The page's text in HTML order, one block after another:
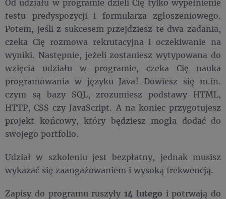
Od udziału w programie dzieli Cię tylko wypełnienie
testu predyspozycji i formularza zgłoszeniowego.
Potem, jeśli z sukcesem przejdziesz te dwa zadania,
czeka Cię rozmowa rekrutacyjna i oczekiwanie na
wyniki. Następnie, jeżeli zostaniesz wytypowana do
wzięcia udziału w programie, czeka Cię nauka
programowania w języku Java! Dowiesz się m.in.
czym są bazy SQL, zrozumiesz podstawy HTML,
HTTP, CSS czy JavaScript. A na koniec przygotujesz
projekt końcowy, który będziesz mogła dodać do
swojego portfolio.
Udział w szkoleniu jest bezpłatny, jednak musisz
wykazać się zaangażowaniem i wysoką frekwencją.
Zapisy do programu ruszyły 14 lutego i potrwają do